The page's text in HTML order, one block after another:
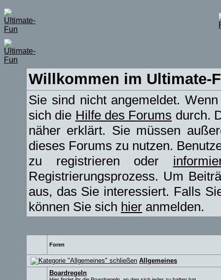
Willkommen im Ultimate-
Sie sind nicht angemeldet.
sich die Hilfe des Forums durch.
näher erklärt. Sie müssen
dieses Forums zu nutzen.
zu registrieren oder
Registrierungsprozess. Um
aus, das Sie interessiert. Falls
können Sie sich hier anmelden.
Foren
Allgemeines
Boardregeln